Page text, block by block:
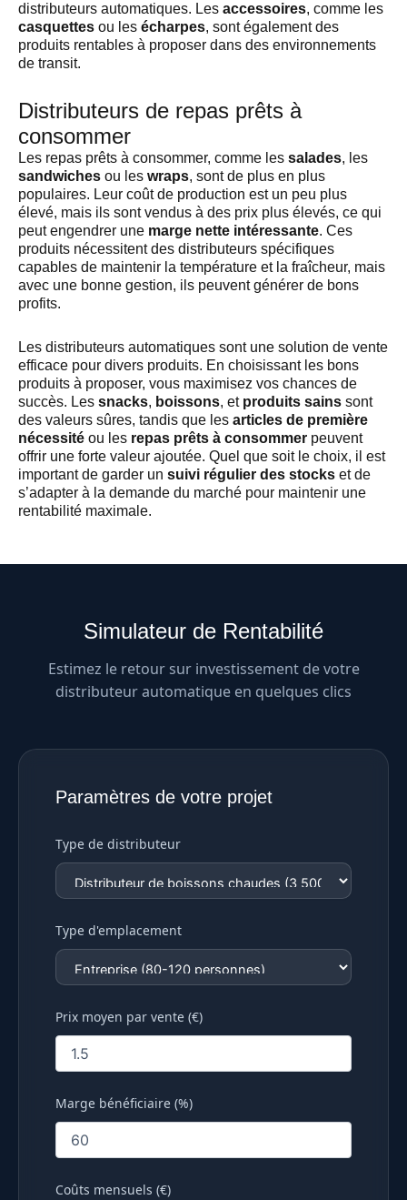
distributeurs automatiques. Les accessoires, comme les
casquettes ou les écharpes, sont également des
produits rentables à proposer dans des environnements
de transit.
Distributeurs de repas prêts à
consommer
Les repas prêts à consommer, comme les salades, les
sandwiches ou les wraps, sont de plus en plus
populaires. Leur coût de production est un peu plus
élevé, mais ils sont vendus à des prix plus élevés, ce qui
peut engendrer une marge nette intéressante. Ces
produits nécessitent des distributeurs spécifiques
capables de maintenir la température et la fraîcheur, mais
avec une bonne gestion, ils peuvent générer de bons
profits.
Les distributeurs automatiques sont une solution de vente
efficace pour divers produits. En choisissant les bons
produits à proposer, vous maximisez vos chances de
succès. Les snacks, boissons, et produits sains sont
des valeurs sûres, tandis que les articles de première
nécessité ou les repas prêts à consommer peuvent
offrir une forte valeur ajoutée. Quel que soit le choix, il est
important de garder un suivi régulier des stocks et de
s’adapter à la demande du marché pour maintenir une
rentabilité maximale.
Simulateur de Rentabilité
Estimez le retour sur investissement de votre
distributeur automatique en quelques clics
Paramètres de votre projet
Type de distributeur
Type d'emplacement
Prix moyen par vente (€)
Marge bénéficiaire (%)
Coûts mensuels (€)